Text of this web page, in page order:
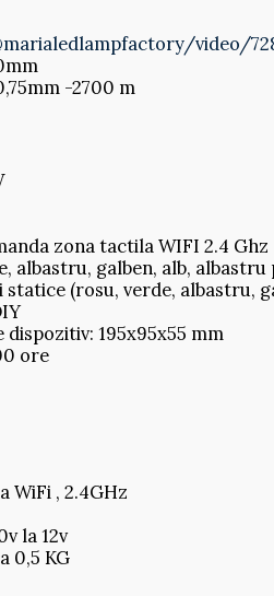
video/
-2700 m
zona tactila WIFI 2.4 Ghz
albastru, galben, alb, albastru
(rosu, verde, albastru,
dispozitiv: 195x95x55 mm
ore
WiFi , 2.4GHz
la 12v
0,5 KG